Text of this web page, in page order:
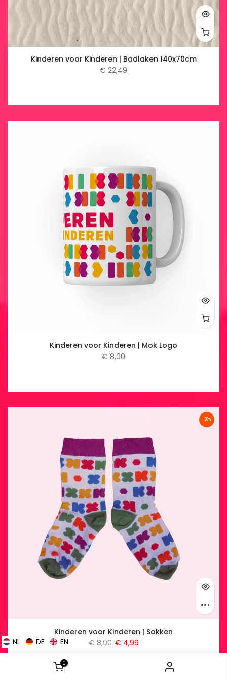
Kinderen voor Kinderen | Badlaken 140x70cm
€ 22,49
Kinderen voor Kinderen | Mok Logo
€ 8,00
-38%
Kinderen voor Kinderen | Sokken
€ 8,00 € 4,99
0
NL DE EN